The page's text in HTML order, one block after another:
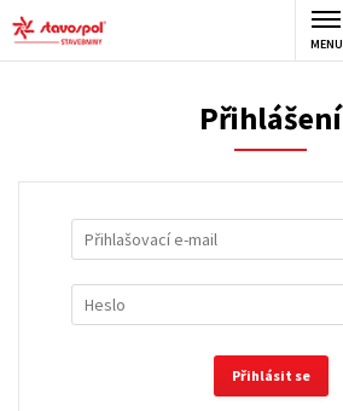
MENU
Přihlášení
Přihlásit se